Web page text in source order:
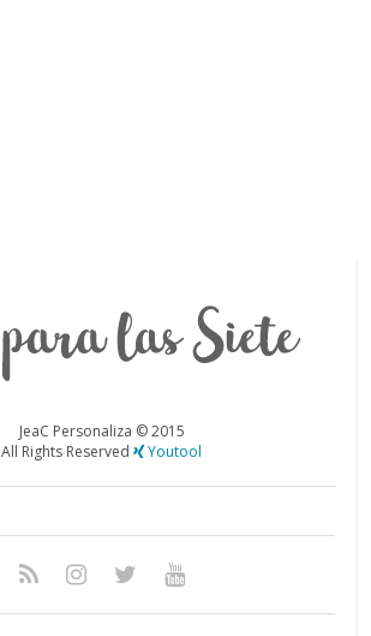
JeaC Personaliza ©2015
All Rights Reserved Youtool